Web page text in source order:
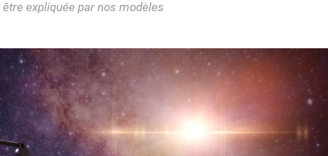
expliquée par nos modèles